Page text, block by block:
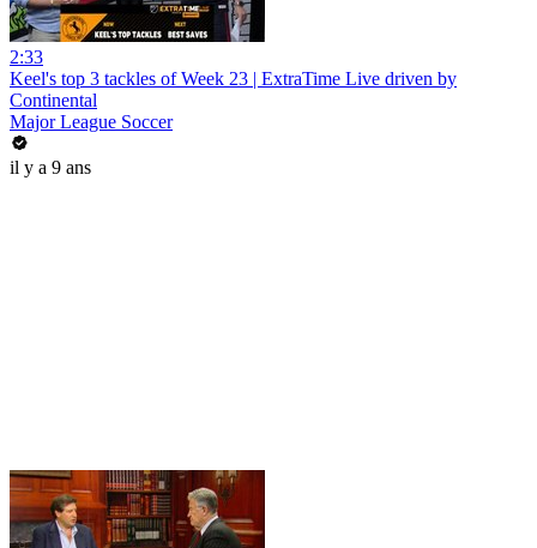
2:33
Keel's top 3 tackles of Week 23 | ExtraTime Live driven by
Continental
Major League Soccer
il y a 9 ans